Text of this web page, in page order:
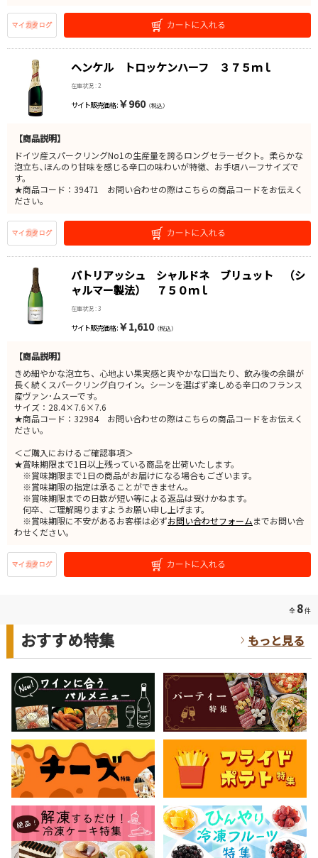
ヘンケル トロッケンハーフ ３７５ｍｌ
在庫状況 : 2
サイト販売価格 : ￥960（税込）
【商品説明】
ドイツ産スパークリングNo1の生産量を誇るロングセラーゼクト。柔らかな
泡立ち､ほんのり甘味を感じる辛口の味わいが特徴、お手頃ハーフサイズで
す。
★商品コード：39471 お問い合わせの際はこちらの商品コードをお伝えく
ださい。
パトリアッシュ シャルドネ ブリュット （シ
ャルマー製法） ７５０ｍｌ
在庫状況 : 3
サイト販売価格 : ￥1,610（税込）
【商品説明】
きめ細やかな泡立ち、心地よい果実感と爽やかな口当たり、飲み後の余韻が
長く続くスパークリング白ワイン。シーンを選ばず楽しめる辛口のフランス
産ヴァン･ムスーです。
サイズ：28.4×7.6×7.6
★商品コード：32984 お問い合わせの際はこちらの商品コードをお伝えく
ださい。
＜ご購入におけるご確認事項＞
★賞味期限まで1日以上残っている商品を出荷いたします。
※賞味期限まで1日の商品がお届けになる場合もございます。
※賞味期限の指定は承ることができません。
※賞味期限までの日数が短い等による返品は受けかねます。
何卒、ご理解賜りますようお願い申し上げます。
※賞味期限に不安があるお客様は必ずお問い合わせフォームまでお問い合
わせください。
全 8件
おすすめ特集 もっと見る